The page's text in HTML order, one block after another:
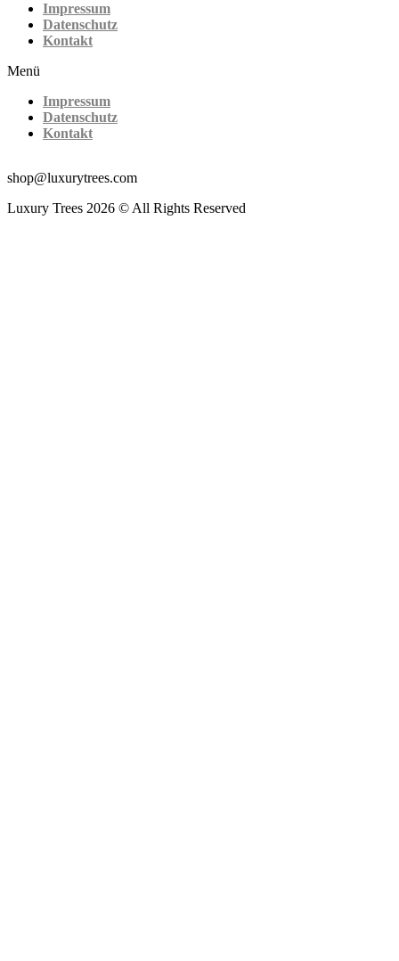
Impressum
Datenschutz
Kontakt
Menü
Impressum
Datenschutz
Kontakt
shop@luxurytrees.com
Luxury Trees 2026 © All Rights Reserved